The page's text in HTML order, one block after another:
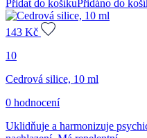
Přidat do košíkuPřidáno do
143 Kč
10
Cedrová silice, 10 ml
0 hodnocení
Uklidňuje a harmonizuje